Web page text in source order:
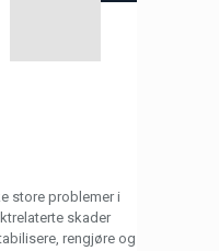
store problemer i
skader
rengjøre og